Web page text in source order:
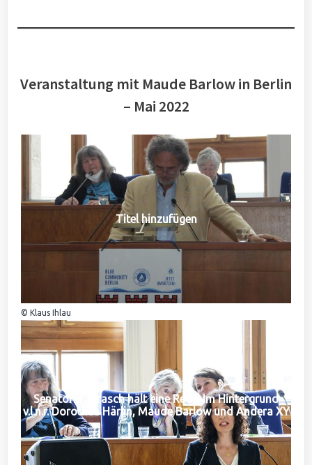
Veranstaltung mit Maude Barlow in Berlin
– Mai 2022
Titel hinzufügen
© Klaus Ihlau
Senatorin Jarasch hält eine Rede. Im Hintergrund
v.l.n.r. Dorothea Härlin, Maude Barlow und Andera XY